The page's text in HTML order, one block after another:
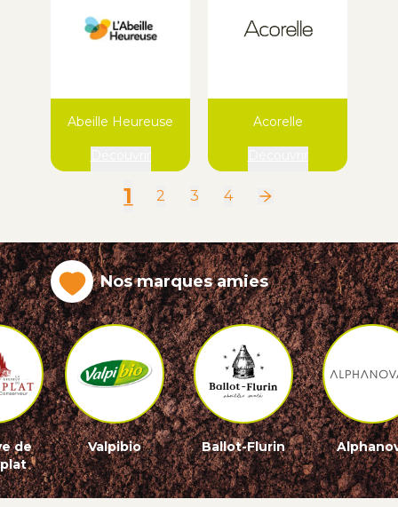
Abeille Heureuse Acorelle
1 2 3 4
Nos marques amies
de
Valpibio Ballot-Flurin